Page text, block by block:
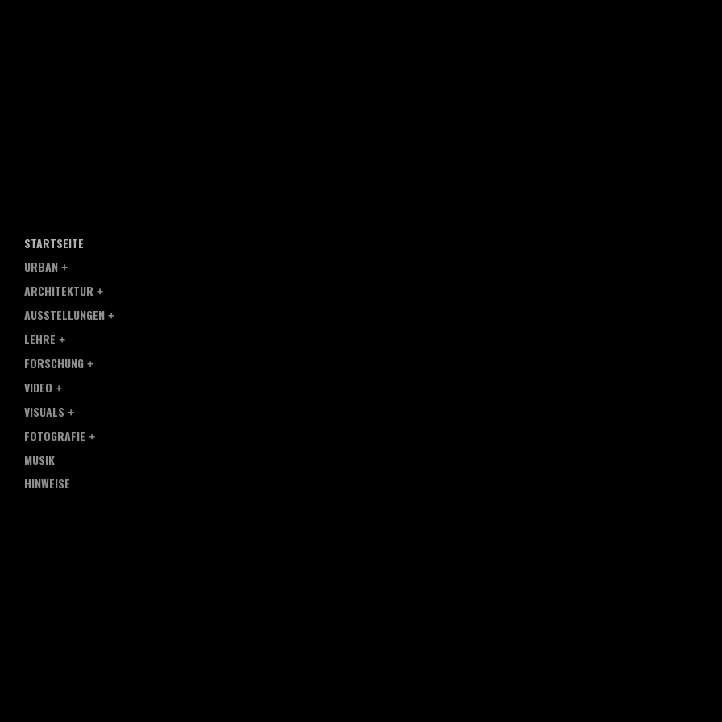
STARTSEITE
URBAN
ARCHITEKTUR
AUSSTELLUNGEN
LEHRE
FORSCHUNG
VIDEO
VISUALS
FOTOGRAFIE
MUSIK
HINWEISE